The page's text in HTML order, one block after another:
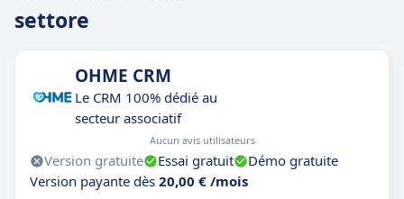
settore
OHME CRM
Le CRM 100% dédié au
secteur associatif
Aucun avis utilisateurs
Version gratuite Essai gratuit
Démo gratuite
Version payante dès 20,00 € /mois